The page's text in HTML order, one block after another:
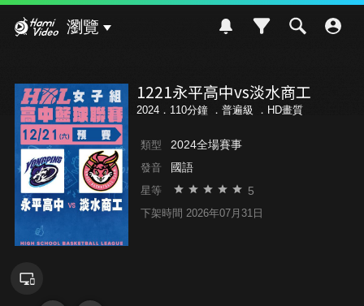
瀏覽
1221永平高中vs淡水商工
2024．110分鐘 ． 普遍級 ．HD畫質
類型 2024全場賽事
發音 國語
星等 5
下架時間 2026年07月31日